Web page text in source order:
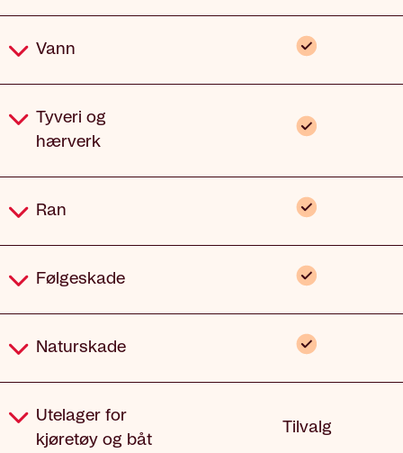
Vann Inkludert
Tyveri og
hærverk
Inkludert
Ran Inkludert
Følgeskade Inkludert
Naturskade Inkludert
Utelager for
kjøretøy og båt
Tilvalg